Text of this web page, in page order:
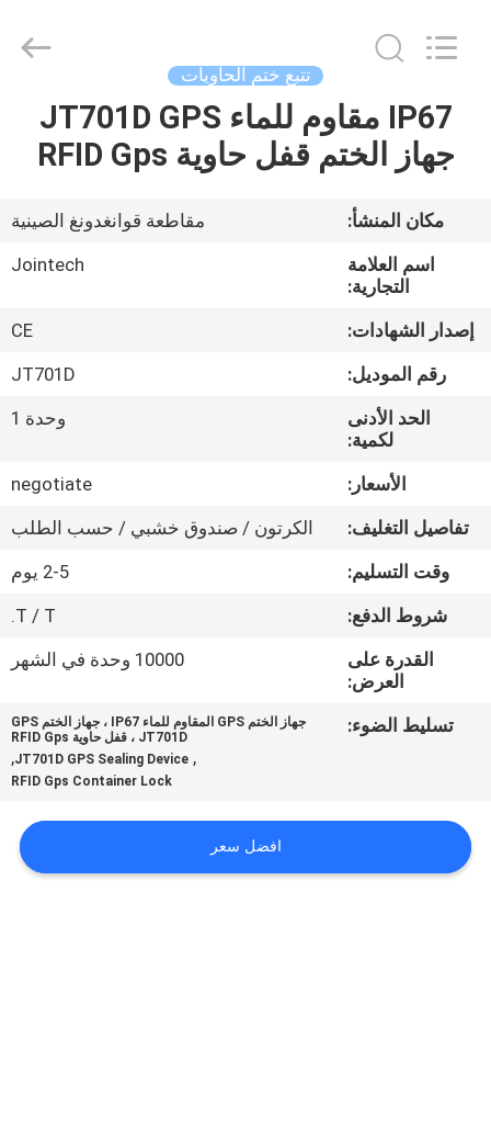
الصفحة
الرئيسية
منتجات
الواقع
الافتراضي
معلومات
جولة
المعمل
الجودة
بنا
Reserved.
تتبع ختم الحاويات
IP67 مقاوم للماء JT701D GPS
جهاز الختم قفل حاوية RFID Gps
مكان المنشأ:
مقاطعة قوانغدونغ الصينية
اسم العلامة
التجارية:
Jointech
إصدار الشهادات:
CE
رقم الموديل:
JT701D
الحد الأدنى
لكمية:
وحدة 1
الأسعار:
negotiate
تفاصيل التغليف:
الكرتون / صندوق خشبي / حسب الطلب
وقت التسليم:
2-5 يوم
شروط الدفع:
T / T.
القدرة على
العرض:
10000 وحدة في الشهر
تسليط الضوء:
جهاز الختم GPS المقاوم للماء IP67 ، جهاز الختم GPS
JT701D ، قفل حاوية RFID Gps
,
JT701D GPS Sealing Device
,
RFID Gps Container Lock
افضل سعر